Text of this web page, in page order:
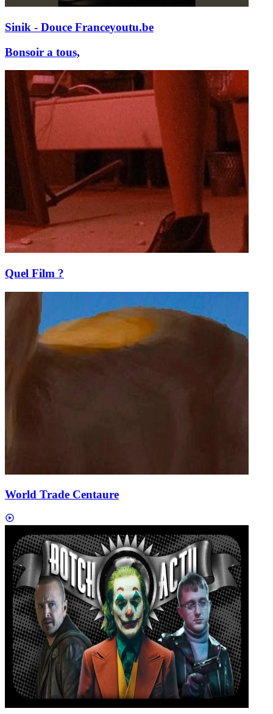
Sinik - Douce Franceyoutu.be
Bonsoir a tous,
Quel Film ?
World Trade Centaure